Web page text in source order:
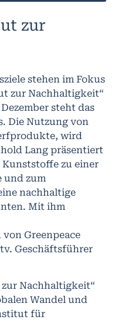
zur
stehen im Fokus
zur Nachhaltigkeit“
steht das
Die Nutzung von
wird
Lang präsentiert
Kunststoffe zu einer
und zum
nachhaltige
Mit ihm
Greenpeace
Geschäftsführer
Nachhaltigkeit“
Wandel und
für